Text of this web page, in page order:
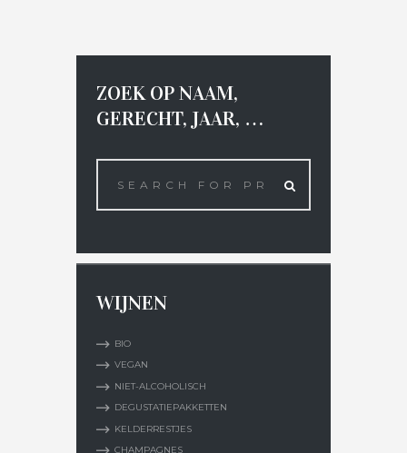
ZOEK OP NAAM,
GERECHT, JAAR, …
WIJNEN
BIO
VEGAN
NIET-ALCOHOLISCH
DEGUSTATIEPAKKETTEN
KELDERRESTJES
CHAMPAGNES